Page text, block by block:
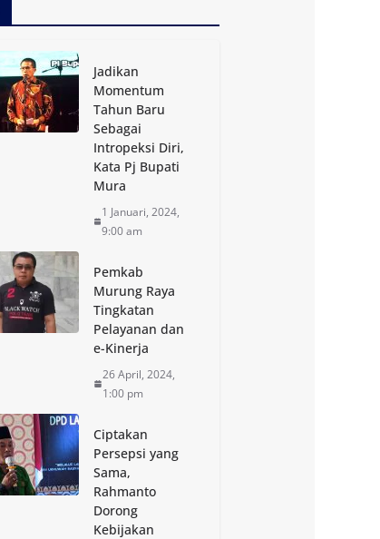
Jadikan
Momentum
Tahun Baru
Sebagai
Intropeksi Diri,
Kata Pj Bupati
Mura
1 Januari, 2024,
9:00 am
Pemkab
Murung Raya
Tingkatan
Pelayanan dan
e-Kinerja
26 April, 2024,
1:00 pm
Ciptakan
Persepsi yang
Sama,
Rahmanto
Dorong
Kebijakan